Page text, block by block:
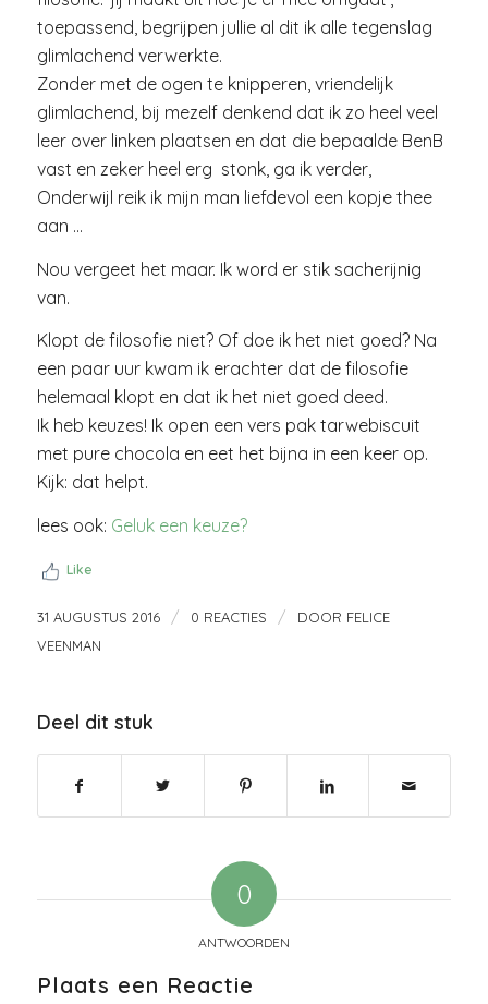
toepassend, begrijpen jullie al dit ik alle tegenslag
glimlachend verwerkte.
Zonder met de ogen te knipperen, vriendelijk
glimlachend, bij mezelf denkend dat ik zo heel veel
leer over linken plaatsen en dat die bepaalde BenB
vast en zeker heel erg stonk, ga ik verder,
Onderwijl reik ik mijn man liefdevol een kopje thee
aan …
Nou vergeet het maar. Ik word er stik sacherijnig
van.
Klopt de filosofie niet? Of doe ik het niet goed? Na
een paar uur kwam ik erachter dat de filosofie
helemaal klopt en dat ik het niet goed deed.
Ik heb keuzes! Ik open een vers pak tarwebiscuit
met pure chocola en eet het bijna in een keer op.
Kijk: dat helpt.
lees ook: Geluk een keuze?
Like
31 AUGUSTUS 2016 / 0 REACTIES / DOOR FELICE
VEENMAN
Deel dit stuk
0
ANTWOORDEN
Plaats een Reactie